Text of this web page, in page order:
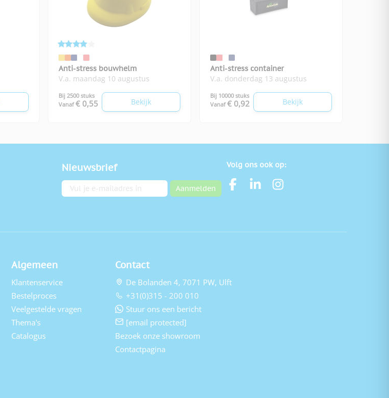
Anti-stress bouwhelm
V.a. maandag 10 augustus
Bij 2500 stuks
Vanaf € 0,55 Bekijk
Anti-stress container
V.a. donderdag 13 augustus
Bij 10000 stuks
Vanaf € 0,92 Bekijk
Nieuwsbrief
E-mailadres Aanmelden
Volg ons ook op:
Algemeen
Klantenservice
Bestelproces
Veelgestelde vragen
Thema's
Catalogus
Contact
De Bolanden 4, 7071 PW, Ulft
+31(0)315 - 200 010
Stuur ons een bericht
[email protected]
Bezoek onze showroom
Contactpagina